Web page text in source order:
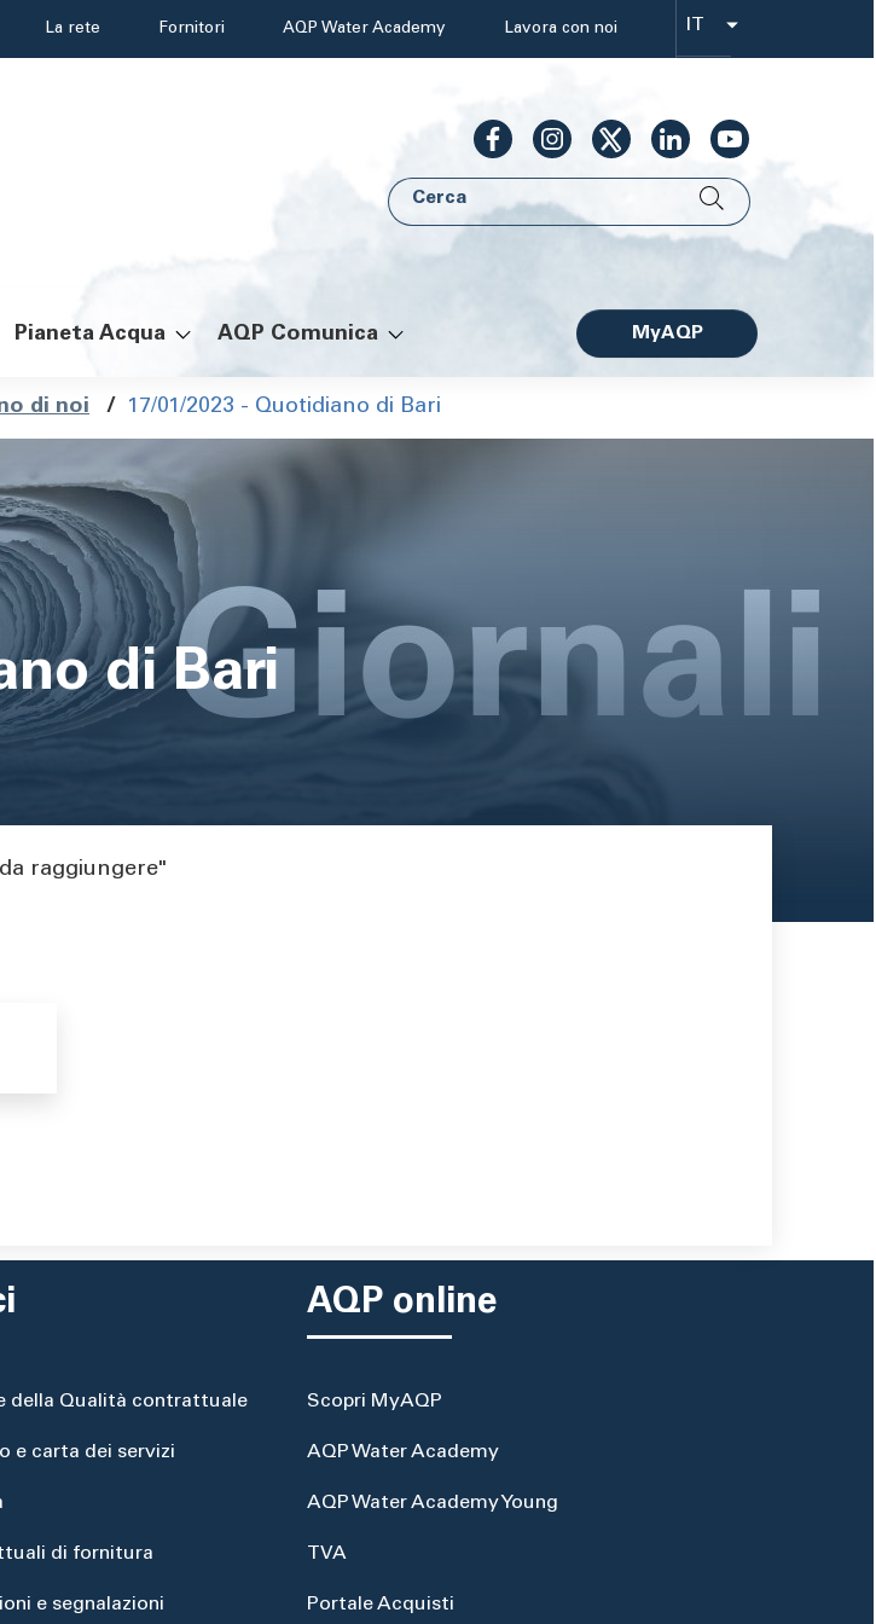
La rete Fornitori AQP Water Academy Lavora con noi
language
Cerca
Pianeta Acqua AQP Comunica
AQPMyAQP
di noi / 17/01/2023 - Quotidiano di Bari
di Bari
raggiungere"
della Qualità contrattuale
e carta dei servizi
di fornitura
e segnalazioni
AQP online
Scopri MyAQP
AQP Water Academy
AQP Water Academy Young
TVA
Portale Acquisti